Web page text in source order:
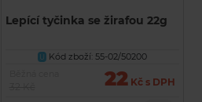
Lepící tyčinka se žirafou 22g
U Kód zboží: 55-02/50200
22 Kč s DPH